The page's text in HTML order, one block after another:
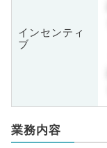
インセンティ
ブ
業務内容